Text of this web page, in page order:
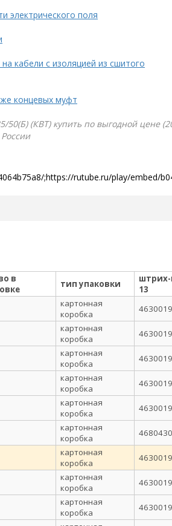
электрического поля
кабели с изоляцией из сшитого
концевых муфт
(КВТ) купить по выгодной цене
;https://rutube.ru/play/embed/
в
тип упаковки
штрих-
13
картонная
коробка
картонная
коробка
картонная
коробка
картонная
коробка
картонная
коробка
картонная
коробка
картонная
коробка
картонная
коробка
картонная
коробка